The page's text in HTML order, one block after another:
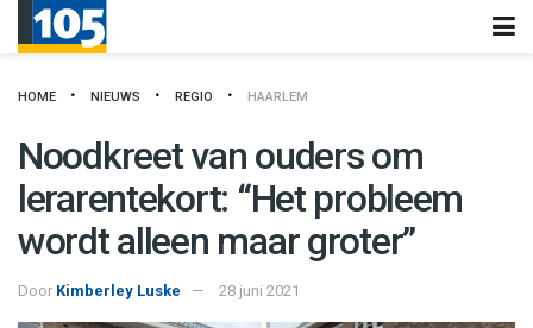
HOME NIEUWS REGIO HAARLEM
Noodkreet van ouders om
lerarentekort: “Het probleem
wordt alleen maar groter”
Door Kimberley Luske 28 juni 2021